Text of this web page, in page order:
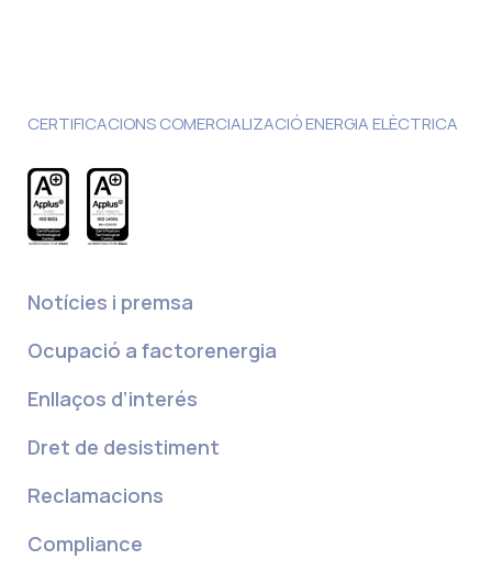
CERTIFICACIONS COMERCIALIZACIÓ ENERGIA ELÈCTRICA
Notícies i premsa
Ocupació a factorenergia
Enllaços d’interés
Dret de desistiment
Reclamacions
Compliance